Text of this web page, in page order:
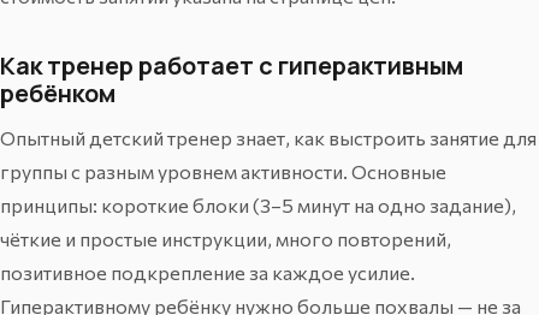
Как тренер работает с гиперактивным
ребёнком
Опытный детский тренер знает, как выстроить занятие для
группы с разным уровнем активности. Основные
принципы: короткие блоки (3–5 минут на одно задание),
чёткие и простые инструкции, много повторений,
позитивное подкрепление за каждое усилие.
Гиперактивному ребёнку нужно больше похвалы — не за